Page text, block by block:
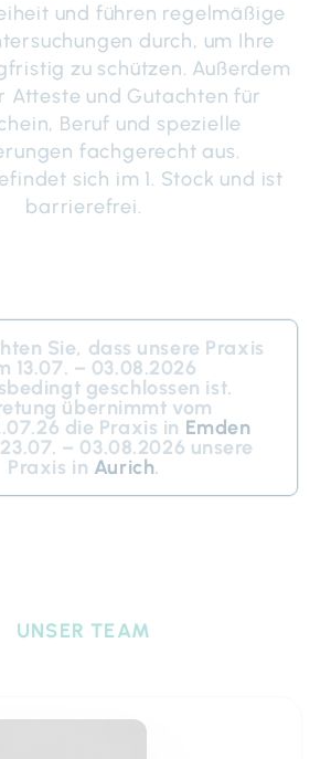
und führen regelmäßige
durch, um Ihre
zu schützen. Außerdem
Atteste und Gutachten für
Beruf und spezielle
fachgerecht aus.
sich im 1. Stock und ist
barrierefrei.
Sie, dass unsere Praxis
13.07. – 03.08.2026
geschlossen ist.
übernimmt vom
die Praxis in Emden
23.07. – 03.08.2026 unsere
Praxis in Aurich.
UNSER TEAM